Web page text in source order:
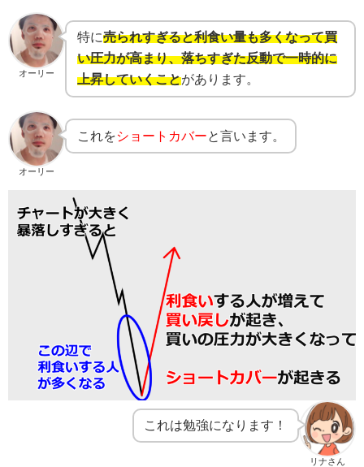
オーリー
特に売られすぎると利食い量も多くなって買
い圧力が高まり、落ちすぎた反動で一時的に
上昇していくことがあります。
オーリー
これをショートカバー と言います。
リナさん
これは勉強になります！